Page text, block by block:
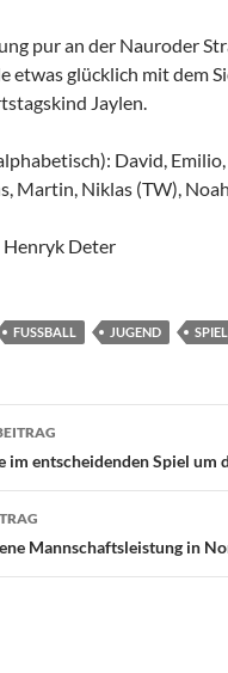
pur an der Nauroder
etwas glücklich mit dem
Jaylen.
David,
Martin, Niklas (TW), Noah.
Henryk Deter
FUSSBALL JUGEND
im entscheidenden Spiel um
Mannschaftsleistung in